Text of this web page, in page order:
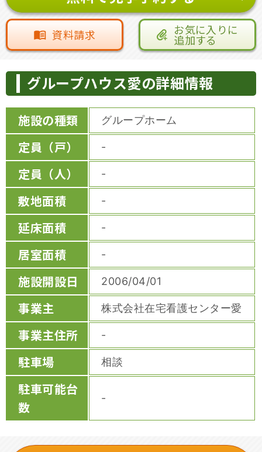
資料請求 お気に入りに
追加する
グループハウス愛の詳細情報
施設の種類 グループホーム
定員（戸） -
定員（人） -
敷地面積 -
延床面積 -
居室面積 -
施設開設日 2006/04/01
事業主 株式会社在宅看護センター愛
事業主住所 -
駐車場 相談
駐車可能台
数
-